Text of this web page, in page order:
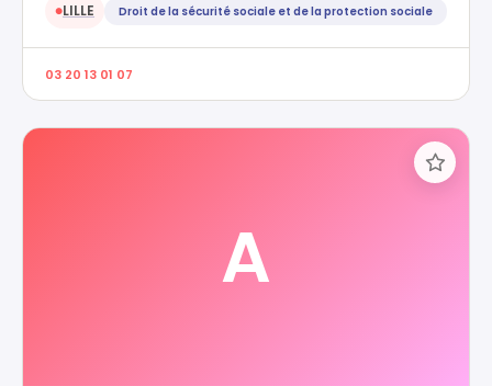
●LILLE Droit de la sécurité sociale et de la protection sociale
03 20 13 01 07
A